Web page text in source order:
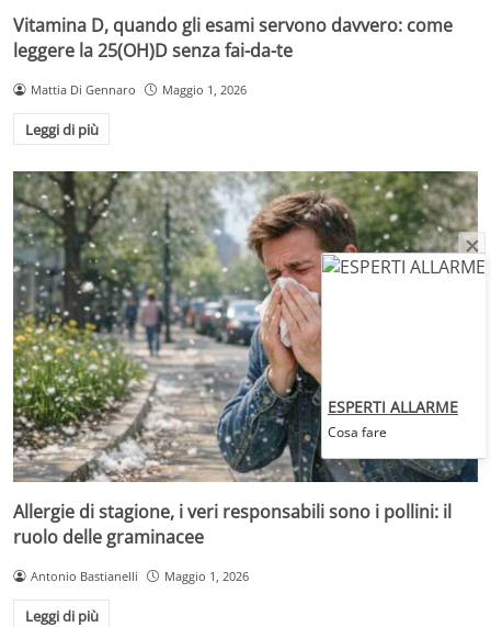
Vitamina D, quando gli esami servono davvero: come
leggere la 25(OH)D senza fai-da-te
Mattia Di Gennaro Maggio 1, 2026
Leggi di più
Allergie di stagione, i veri responsabili sono i pollini: il
ruolo delle graminacee
Antonio Bastianelli Maggio 1, 2026
Leggi di più
ESPERTI ALLARME
Cosa fare